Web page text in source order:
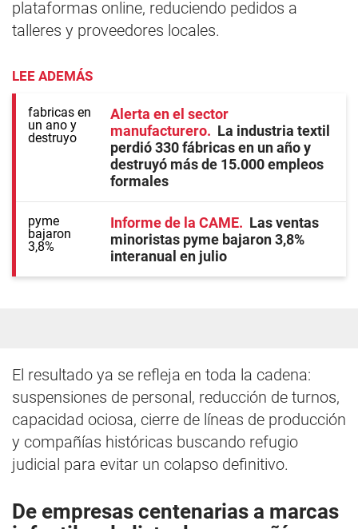
plataformas online, reduciendo pedidos a
talleres y proveedores locales.
LEE ADEMÁS
Alerta en el sector
manufacturero
La industria textil
perdió 330 fábricas en un año y
destruyó más de 15.000 empleos
formales
Informe de la CAME
Las ventas
minoristas pyme bajaron 3,8%
interanual en julio
El resultado ya se refleja en toda la cadena:
suspensiones de personal, reducción de turnos,
capacidad ociosa, cierre de líneas de producción
y compañías históricas buscando refugio
judicial para evitar un colapso definitivo.
De empresas centenarias a marcas